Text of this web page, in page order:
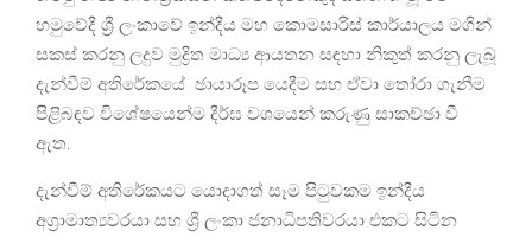
හමුවේදී ශ්‍රී ලංකාවේ ඉන්දීය මහ කොමසාරිස් කාර්යාලය මගින්
සකස් කරනු ලදුව මුද්‍රිත මාධ්‍ය ආයතන සඳහා නිකුත් කරනු ලැබූ
දැන්වීම් අතිරේකයේ ඡායාරූප යෙදීම සහ ඒවා තෝරා ගැනීම
පිළිබඳව විශේෂයෙන්ම දීර්ඝ වශයෙන් කරුණු සාකච්ඡා වී
ඇත.
දැන්වීම් අතිරේකයට යොදාගත් සෑම පිටුවකම ඉන්දීය
අග්‍රාමාත්‍යවරයා සහ ශ්‍රී ලංකා ජනාධිපතිවරයා එකට සිටින